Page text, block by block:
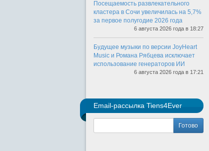
Посещаемость развлекательного
кластера в Сочи увеличилась на 5,7%
за первое полугодие 2026 года
6 августа 2026 года в 18:27
Будущее музыки по версии JoyHeart
Music и Романа Рябцева исключает
использование генераторов ИИ
6 августа 2026 года в 17:21
Email-рассылка Tiens4Ever
Готово